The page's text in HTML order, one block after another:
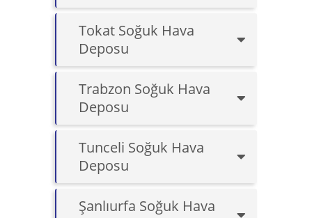
Tokat Soğuk Hava
Deposu
Trabzon Soğuk Hava
Deposu
Tunceli Soğuk Hava
Deposu
Şanlıurfa Soğuk Hava